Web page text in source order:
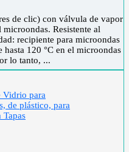
de clic) con válvula de vapor
Resistente al
recipiente para microondas
120 °C en el microondas
lo tanto, ...